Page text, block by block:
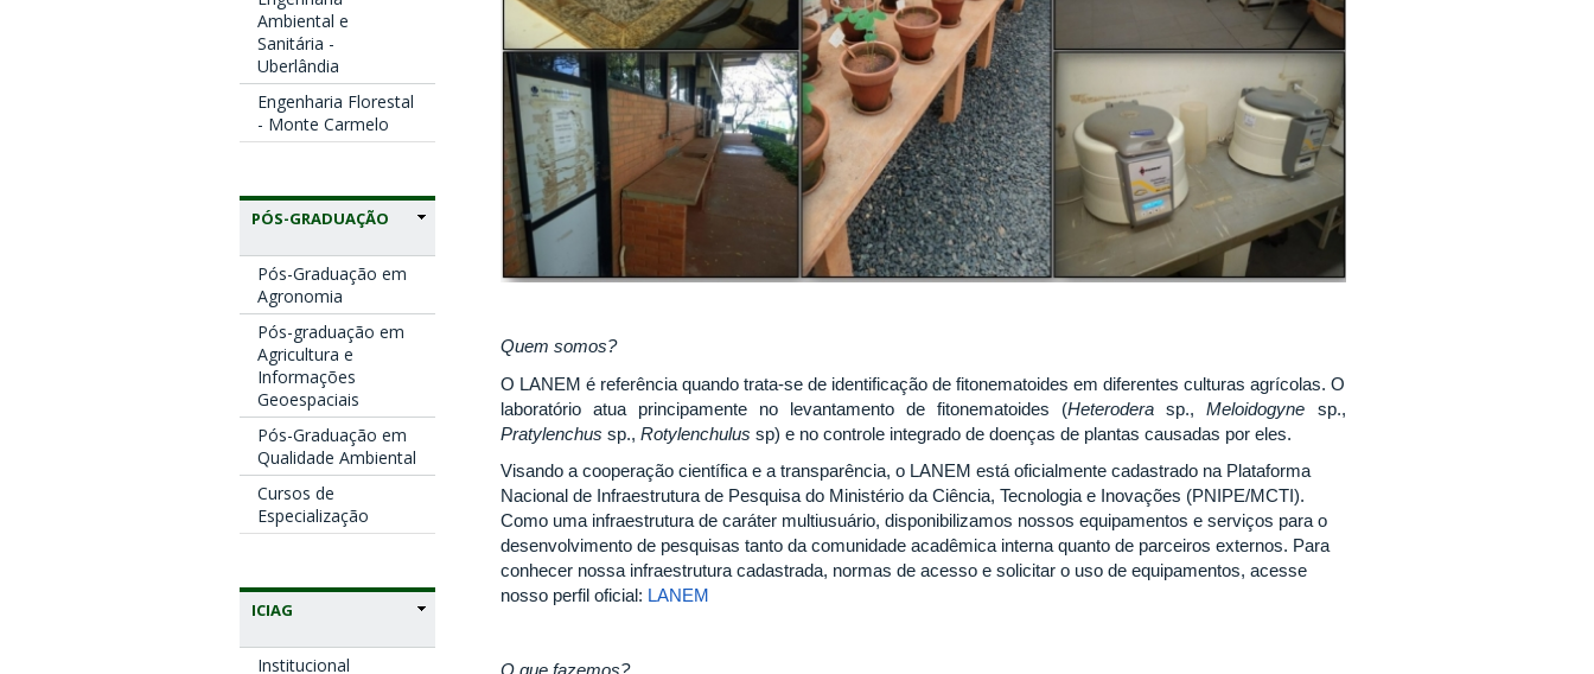
Ambiental e
Sanitária -
Uberlândia
Engenharia Florestal
- Monte Carmelo
PÓS-GRADUAÇÃO
Pós-Graduação em
Agronomia
Pós-graduação em
Agricultura e
Informações
Geoespaciais
Pós-Graduação em
Qualidade Ambiental
Cursos de
Especialização
ICIAG
Institucional
Quem somos?
O LANEM é referência quando trata-se de identificação de fitonematoides em diferentes culturas agrícolas. O
laboratório atua principamente no levantamento de fitonematoides (Heterodera sp.,Meloidogyne sp.,
Pratylenchus sp., Rotylenchulus sp) e no controle integrado de doenças de plantas causadas por eles.
Visando a cooperação científica e a transparência, o LANEM está oficialmente cadastrado na Plataforma
Nacional de Infraestrutura de Pesquisa do Ministério da Ciência, Tecnologia e Inovações (PNIPE/MCTI).
Como uma infraestrutura de caráter multiusuário, disponibilizamos nossos equipamentos e serviços para o
desenvolvimento de pesquisas tanto da comunidade acadêmica interna quanto de parceiros externos. Para
conhecer nossa infraestrutura cadastrada, normas de acesso e solicitar o uso de equipamentos, acesse
nosso perfil oficial: LANEM